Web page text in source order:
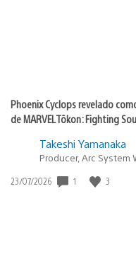
Phoenix Cyclops revelado
de MARVEL Tōkon: Fighting
Takeshi Yamanaka
Producer, Arc System
Data
23/07/2026 1 3